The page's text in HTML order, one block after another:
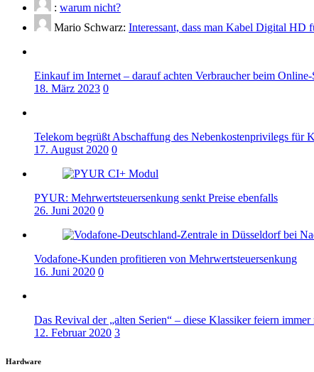
: warum nicht?
Mario Schwarz: Interessant, dass man Kabel Digital HD
Einkauf im Internet – darauf achten Verbraucher beim
18. März 2023 0
Telekom begrüßt Abschaffung des Nebenkostenprivilegs für
17. August 2020 0
PYUR: Mehrwertsteuersenkung senkt Preise ebenfalls
26. Juni 2020 0
Vodafone-Kunden profitieren von Mehrwertsteuersenkung
16. Juni 2020 0
Das Revival der „alten Serien“ – diese Klassiker feiern
12. Februar 2020 3
Hardware